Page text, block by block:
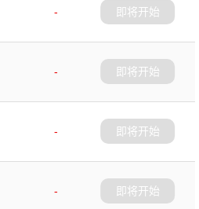
-
即将开始
-
即将开始
-
即将开始
-
即将开始